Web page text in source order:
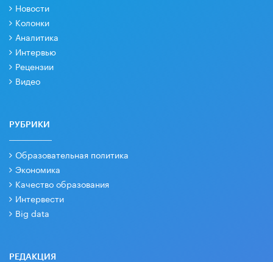
Новости
Колонки
Аналитика
Интервью
Рецензии
Видео
РУБРИКИ
Образовательная политика
Экономика
Качество образования
Интервести
Big data
РЕДАКЦИЯ